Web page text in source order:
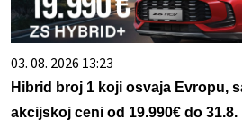
03. 08. 2026 13:23
Hibrid broj 1 koji osvaja Evropu,
akcijskoj ceni od 19.990€ do 31.8.